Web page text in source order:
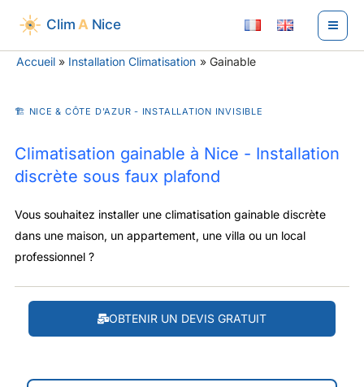
contenu
Accueil Installation Climatisation Gainable
🏗 NICE & CÔTE D'AZUR - INSTALLATION INVISIBLE
Climatisation gainable à Nice - Installation
discrète sous faux plafond
Vous souhaitez installer une climatisation gainable discrète
dans une maison, un appartement, une villa ou un local
professionnel ?
OBTENIR UN DEVIS GRATUIT